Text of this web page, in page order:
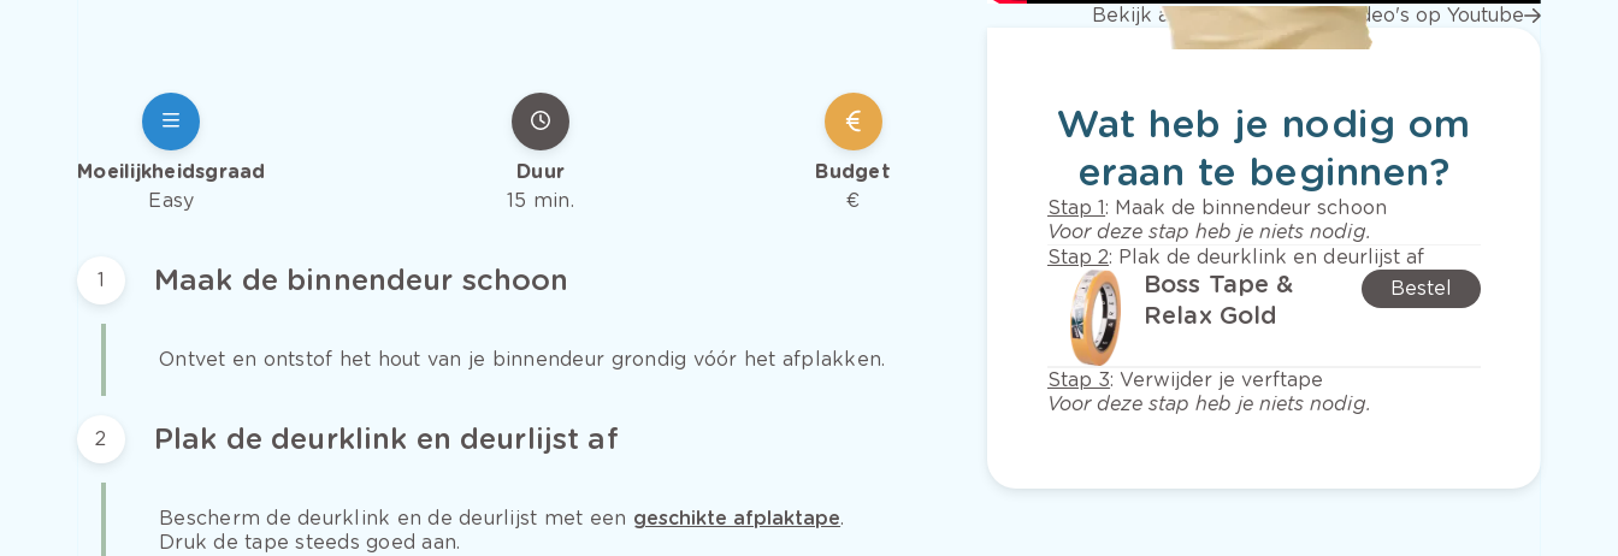
Moeilijkheidsgraad
Easy
Duur
15 min.
Budget
€
1 Maak de binnendeur schoon
Ontvet en ontstof het hout van je binnendeur grondig vóór het afplakken.
2 Plak de deurklink en deurlijst af
Bescherm de deurklink en de deurlijst met een geschikte afplaktape.
Druk de tape steeds goed aan.
Bekijk alle stap voor stap video's op Youtube
Wat heb je nodig om
eraan te beginnen?
Stap 1 : Maak de binnendeur schoon
Voor deze stap heb je niets nodig.
Stap 2: Plak de deurklink en deurlijst af
Boss Tape &
Relax Gold
Bestel
Stap 3: Verwijder je verftape
Voor deze stap heb je niets nodig.